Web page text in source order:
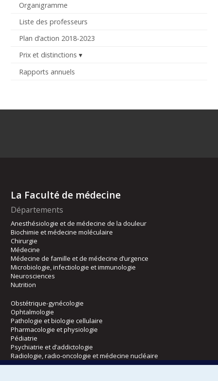
Organigramme
Liste des professeurs
Plan d’action 2018-2023
Prix et distinctions
Rapports annuels
La Faculté de médecine
Départements
Anesthésiologie et de médecine de la douleur
Biochimie et médecine moléculaire
Chirurgie
Médecine
Médecine de famille et de médecine d’urgence
Microbiologie, infectiologie et immunologie
Neurosciences
Nutrition
Obstétrique-gynécologie
Ophtalmologie
Pathologie et biologie cellulaire
Pharmacologie et physiologie
Pédiatrie
Psychiatrie et d’addictologie
Radiologie, radio-oncologie et médecine nucléaire